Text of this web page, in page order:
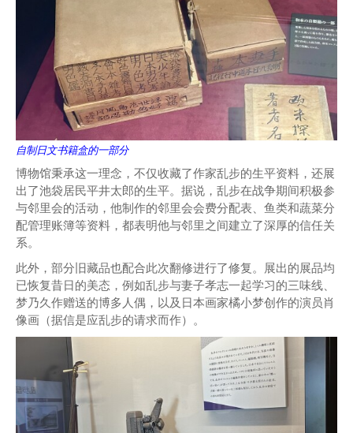
自制日文书籍盒的一部分
博物馆秉承这一理念，不仅收藏了作家乱步的生平资料，还展
出了池袋居民平井太郎的生平。据说，乱步在战争期间积极参
与邻里会的活动，他制作的邻里会会费分配表、鱼类和蔬菜分
配管理账簿等资料，都表明他与邻里之间建立了深厚的信任关
系。
此外，部分旧藏品也配合此次翻修进行了修复。展出的展品均
已恢复昔日的美态，例如乱步与妻子孝志一起学习的三味线、
梦乃久作赠送的博多人偶，以及日本画家橘小梦创作的演员肖
像画（据信是应乱步的请求而作）。